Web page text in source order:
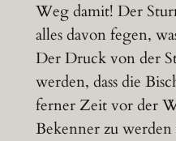
Weg damit! Der
alles davon fegen,
Der Druck von der
werden, dass die
ferner Zeit vor der
Bekenner zu